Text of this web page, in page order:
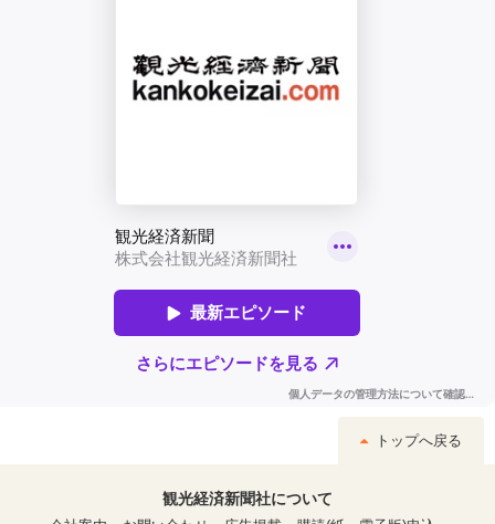
トップへ戻る
観光経済新聞社について